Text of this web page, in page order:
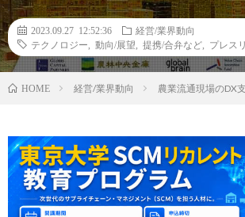
2023.09.27 12:52:36
経営/業界動向
テクノロジー
動向/展望 提携/合弁など プレス
HOME 経営/業界動向 農業流通現場のDX